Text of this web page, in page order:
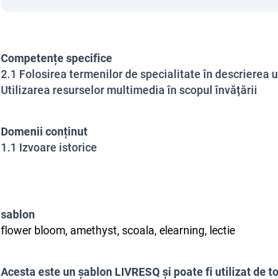
Competențe specifice
2.1 Folosirea termenilor de specialitate în descrierea
Utilizarea resurselor multimedia în scopul învățării
Domenii conținut
1.1 Izvoare istorice
sablon
flower bloom, amethyst, scoala, elearning, lectie
Acesta este un șablon LIVRESQ și poate fi utilizat de